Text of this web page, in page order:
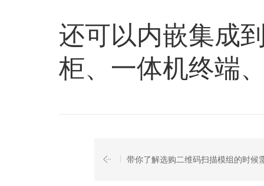
还可以内嵌集成
柜、一体机终端
带你了解选购二维码扫描模组的时候